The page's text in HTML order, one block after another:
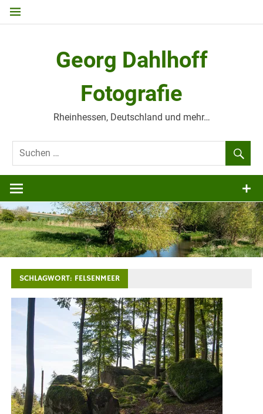
Zum
Georg Dahlhoff
Fotografie
Rheinhessen, Deutschland und mehr…
SCHLAGWORT: FELSENMEER